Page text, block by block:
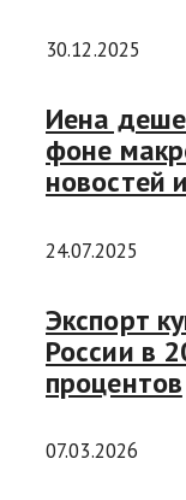
30.12.2025
Иена
фоне
новостей
24.07.2025
Экспорт
России в
процентов
07.03.2026